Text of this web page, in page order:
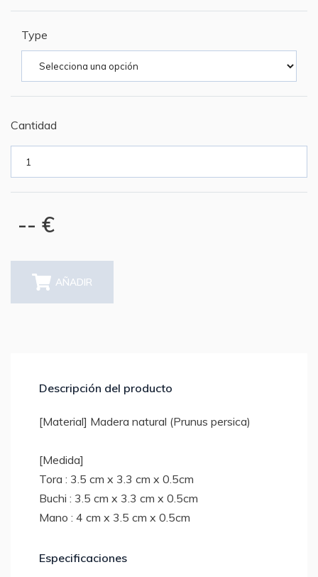
Type
Cantidad
-- €
AÑADIR
Descripción del producto
[Material] Madera natural (Prunus persica)
[Medida]
Tora : 3.5 cm x 3.3 cm x 0.5cm
Buchi : 3.5 cm x 3.3 cm x 0.5cm
Mano : 4 cm x 3.5 cm x 0.5cm
Especificaciones